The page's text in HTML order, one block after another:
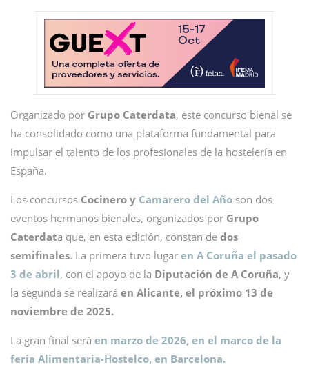
Organizado por Grupo Caterdata, este concurso bienal se
ha consolidado como una plataforma fundamental para
impulsar el talento de los profesionales de la hostelería en
España.
Los concursos Cocinero y Camarero del Año son dos
eventos hermanos bienales, organizados por Grupo
Caterdata que, en esta edición, constan de dos
semifinales. La primera tuvo lugar en A Coruña el pasado
3 de abril, con el apoyo de la Diputación de A Coruña, y
la segunda se realizará en Alicante, el próximo 13 de
noviembre de 2025.
La gran final será en marzo de 2026, en el marco de la
feria Alimentaria-Hostelco, en Barcelona.